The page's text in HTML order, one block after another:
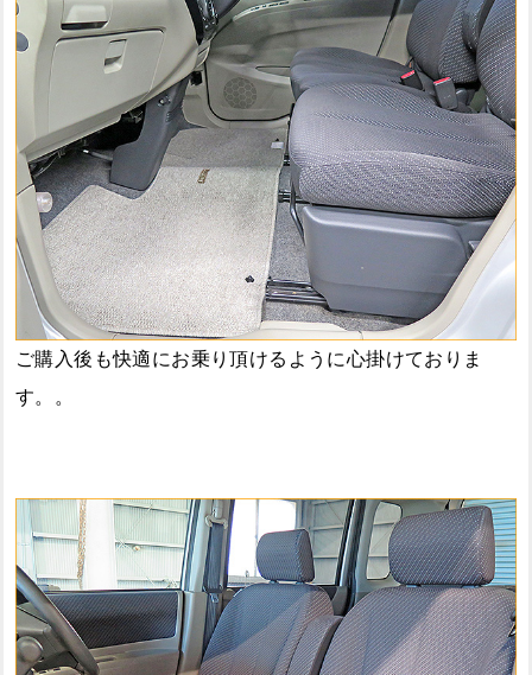
ご購入後も快適にお乗り頂けるように心掛けておりま
す。。